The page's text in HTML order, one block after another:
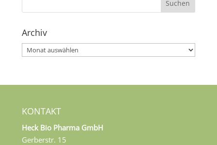
Archiv
Archiv
KONTAKT
Heck Bio Pharma GmbH
Gerberstr. 15